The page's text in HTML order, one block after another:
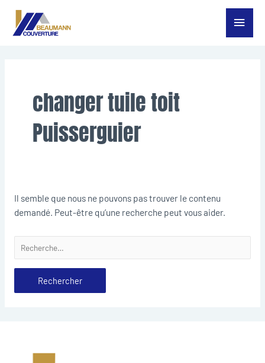
Aller
Menu
changer tuile toit
Puisserguier
Il semble que nous ne pouvons pas trouver le contenu
demandé. Peut-être qu’une recherche peut vous aider.